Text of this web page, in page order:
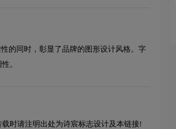
的同时，彰显了品牌的图形设计风格。字
。
载时请注明出处为诗宸标志设计及本链接!